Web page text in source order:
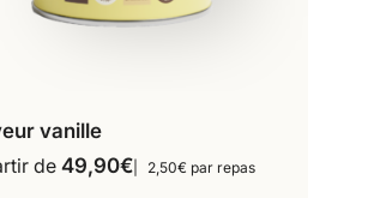
16 repas
36 repas
Ce
vanille
de49,90€ 2,50€ par repas